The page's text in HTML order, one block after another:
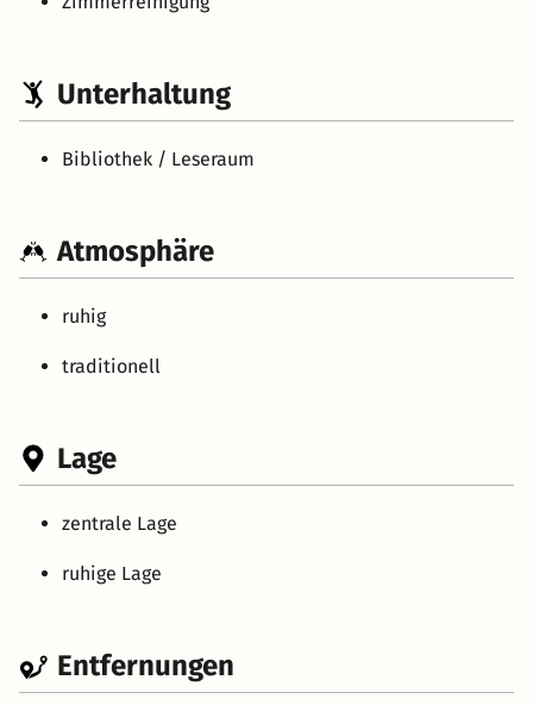
Unterhaltung
Bibliothek / Leseraum
Atmosphäre
ruhig
traditionell
Lage
zentrale Lage
ruhige Lage
Entfernungen